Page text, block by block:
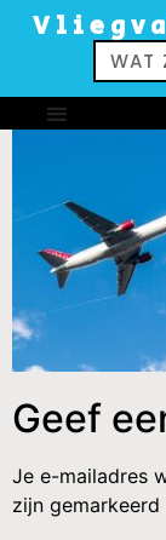
Geef
Je e-mailadres
zijn gemarkeerd